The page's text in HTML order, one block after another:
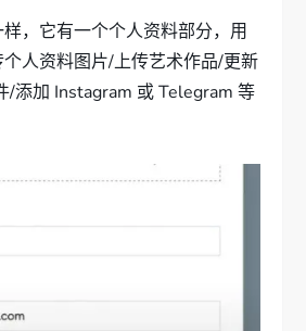
，它有一个个人资料部分，用
人资料图片/上传艺术作品/更新
/添加 Instagram 或 Telegram 等